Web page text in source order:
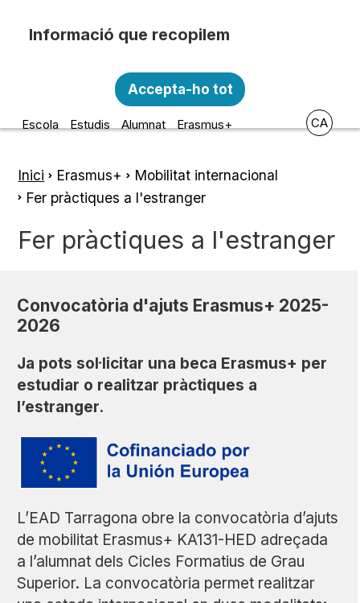
Escola d'Art i Disseny de la
Diputació a Tarragona
Escola Estudis Alumnat Erasmus+ CA
Fil
d'ariadna
Inici Erasmus+ Mobilitat internacional
Fer pràctiques a l'estranger
Fer pràctiques a l'estranger
Convocatòria d'ajuts Erasmus+ 2025-
2026
Ja pots sol·licitar una beca Erasmus+ per
estudiar o realitzar pràctiques a
l’estranger.
L’EAD Tarragona obre la convocatòria d’ajuts
de mobilitat Erasmus+ KA131-HED adreçada
a l’alumnat dels Cicles Formatius de Grau
Superior. La convocatòria permet realitzar
personal amb les següents finalitats:
Funcionalitat, Analítica.
Accepta-ho tot